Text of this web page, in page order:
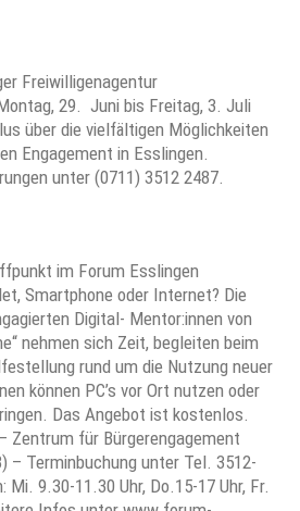
Freiwilligenagentur
29. Juni bis Freitag, 3. Juli
über die vielfältigen Möglichkeiten
Engagement in Esslingen.
unter (0711) 3512 2487.
im Forum Esslingen
Smartphone oder Internet? Die
Digital- Mentor:innen von
nehmen sich Zeit, begleiten beim
rund um die Nutzung neuer
können PC’s vor Ort nutzen oder
Das Angebot ist kostenlos.
Zentrum für Bürgerengagement
– Terminbuchung unter Tel. 3512-
9.30-11.30 Uhr, Do.15-17 Uhr, Fr.